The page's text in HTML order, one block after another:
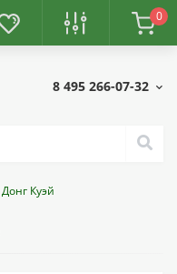
0
8 495 266-07-32
Донг Куэй